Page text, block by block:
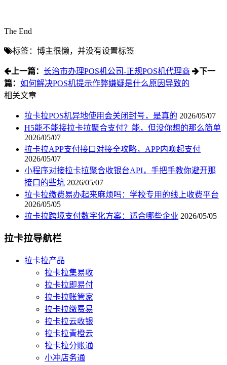
The End
标签：博主很懒，并没有设置标签
上一篇： 长治市办理POS机公司-正规POS机代理商
下一
篇： 如何解决POS机提示作弊嫌疑是什么原因导致的
相关文章
拉卡拉POS机异地使用会关闭封号，是真的 2026/05/07
H5能不能接拉卡拉聚合支付？能，但没你想的那么简单
2026/05/07
拉卡拉APP支付接口对接全攻略，APP内唤起支付
2026/05/07
小程序对接拉卡拉聚合收银台API，手把手教你避开那
接口的些坑 2026/05/07
拉卡拉缴费易办起来麻烦吗：学校专用的线上收费平台
2026/05/05
拉卡拉跨境支付数字化方案：适合哪些企业 2026/05/05
拉卡拉导航栏
拉卡拉产品
拉卡拉集易收
拉卡拉即易付
拉卡拉账管家
拉卡拉缴费易
拉卡拉云收银
拉卡拉青橙云
拉卡拉分账通
小冲店务通